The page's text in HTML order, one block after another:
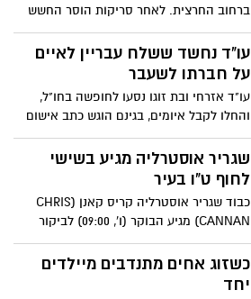
ברחוב החרצית. לאחר סריקות הוסר החשש
ללכודים באירוע
עו"ד נחשד ששלח עבריין לאיים
על חברתו לשעבר
עו"ד אזרחי ובת זוגו נסעו לחופשה בחו"ל,
והחלו לקבל איומים, בגינם הוגש כתב אישום
נגד העבריין יוני אלרואי נחמני. נבדק חשד
לפיו נחמני נשלח לכאורה על ידי בן זוגה
לשעבר של המתלוננת, עו"ד פלילי
שגריר אוסטרליה מגיע בשישי
לחוף ט"ו בעיר
כבוד שגריר אוסטרליה קריס קאנן (CHRIS
CANNAN) מגיע הבוקר (ו', 09:00) לביקור
באשדוד וגם יקח חלק בפעילות פרויקט
ההצלה הימית -הפרויקט האוסטרלי היחיד
בישראל הפועל באשדוד
כשזוג אחים מתנדבים מיילדים
יחד